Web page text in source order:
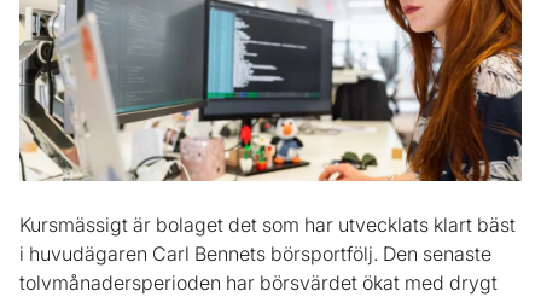
Kursmässigt är bolaget det som har utvecklats klart bäst
i huvudägaren Carl Bennets börsportfölj. Den senaste
tolvmånadersperioden har börsvärdet ökat med drygt